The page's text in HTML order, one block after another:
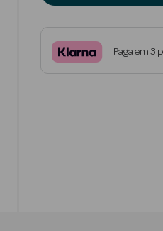
Paga em 3